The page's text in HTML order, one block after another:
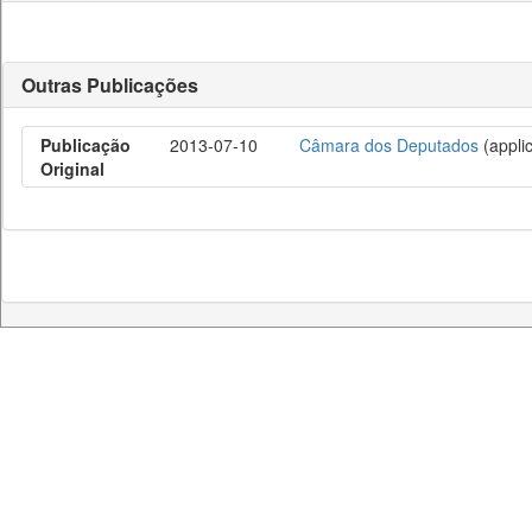
Outras Publicações
Publicação
Original
2013-07-10 Câmara dos Deputados